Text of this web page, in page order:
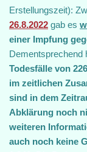
Erstellungszeit):
26.8.2022 gab es
einer Impfung
Dementsprechend
Todesfälle von
im zeitlichen
sind in dem
Abklärung noch
weiteren
auch noch keine